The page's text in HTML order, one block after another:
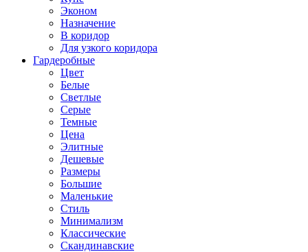
Эконом
Назначение
В коридор
Для узкого коридора
Гардеробные
Цвет
Белые
Светлые
Серые
Темные
Цена
Элитные
Дешевые
Размеры
Большие
Маленькие
Стиль
Минимализм
Классические
Скандинавские